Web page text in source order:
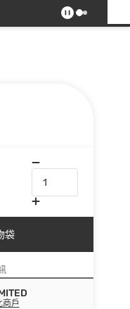
袋
商戶